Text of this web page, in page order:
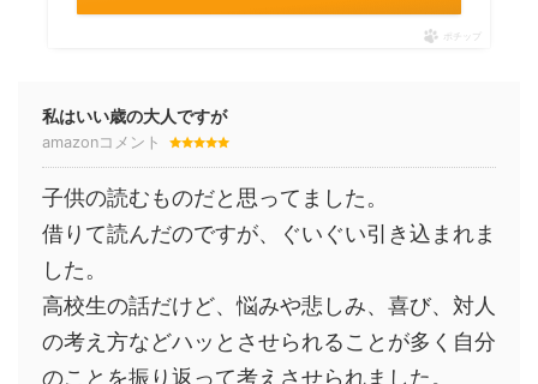
ポチップ
私はいい歳の大人ですが
amazonコメント
子供の読むものだと思ってました。
借りて読んだのですが、ぐいぐい引き込まれま
した。
高校生の話だけど、悩みや悲しみ、喜び、対人
の考え方などハッとさせられることが多く自分
のことを振り返って考えさせられました。